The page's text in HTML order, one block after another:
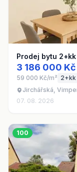
Prodej bytu 2+kk
3 186 000 Kč
59 000 Kč/m² 2+kk
Jirchářská,
07. 08. 2026
100